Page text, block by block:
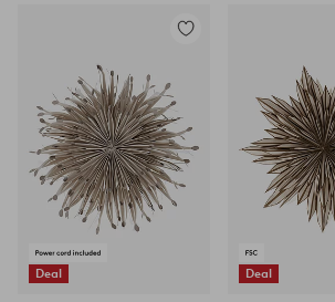
Deal
Lisää
Deal